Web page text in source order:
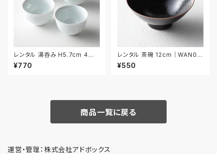
レンタル 湯呑み H5.7cm 4客
セット｜YUN013
¥770
レンタル 茶碗 12cm｜WAN02
9
¥550
商品一覧に戻る
運営・管理：株式会社アドボックス